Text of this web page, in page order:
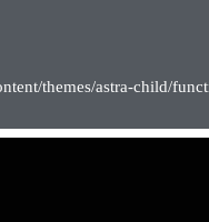
themes/astra-child/